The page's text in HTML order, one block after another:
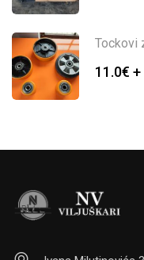
Tockovi
11.0€ +